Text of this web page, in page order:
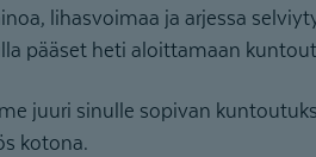
lihasvoimaa ja arjessa
pääset heti aloittamaan
juuri sinulle sopivan
kotona.